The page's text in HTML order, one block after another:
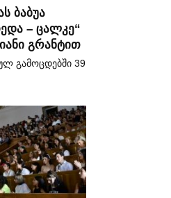
ბაბუა
– ცალკე“
გრანტით
გამოცდებში 39